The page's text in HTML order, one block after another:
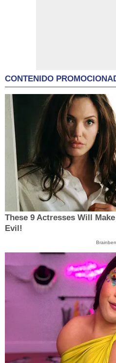
CONTENIDO
These 9 Actresses Will
Evil!